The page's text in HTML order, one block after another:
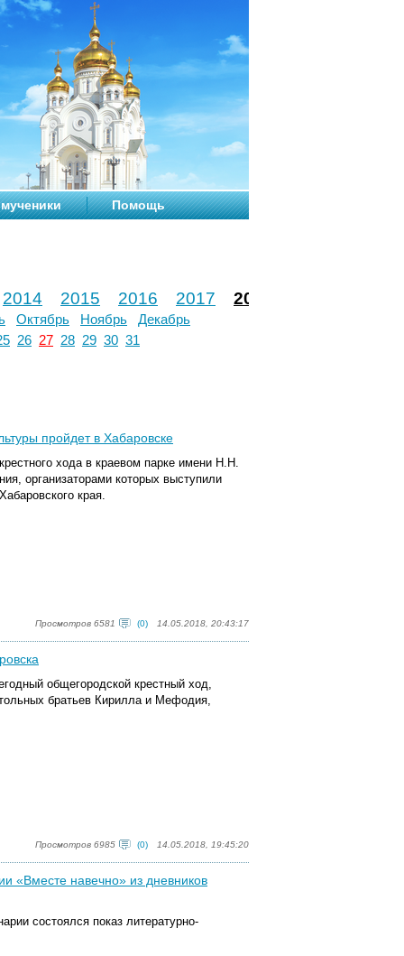
Помощь
2014 2015 2016 2017 2018
Октябрь Ноябрь
Декабрь
26 27 28 29 30 31
пройдет в Хабаровске
хода в краевом парке имени Н.Н.
организаторами которых выступили
края.
Просмотров 6581 (0) 14.05.2018, 20:43:17
общегородской крестный ход,
братьев Кирилла и Мефодия,
Просмотров 6985 (0) 14.05.2018, 19:45:20
«Вместе навечно» из дневников
состоялся показ литературно-